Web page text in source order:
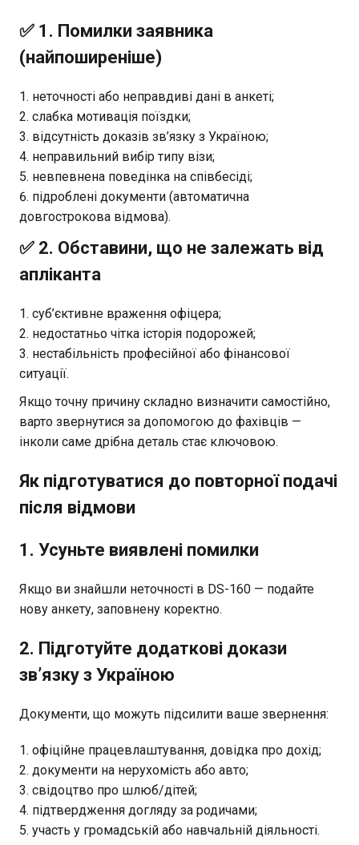
✅ 1. Помилки заявника
(найпоширеніше)
неточності або неправдиві дані в анкеті;
слабка мотивація поїздки;
відсутність доказів зв’язку з Україною;
неправильний вибір типу візи;
невпевнена поведінка на співбесіді;
підроблені документи (автоматична
довгострокова відмова).
✅ 2. Обставини, що не залежать від
апліканта
суб’єктивне враження офіцера;
недостатньо чітка історія подорожей;
нестабільність професійної або фінансової
ситуації.
Якщо точну причину складно визначити самостійно,
варто звернутися за допомогою до фахівців —
інколи саме дрібна деталь стає ключовою.
Як підготуватися до повторної подачі
після відмови
1. Усуньте виявлені помилки
Якщо ви знайшли неточності в DS-160 — подайте
нову анкету, заповнену коректно.
2. Підготуйте додаткові докази
зв’язку з Україною
Документи, що можуть підсилити ваше звернення:
офіційне працевлаштування, довідка про дохід;
документи на нерухомість або авто;
свідоцтво про шлюб/дітей;
підтвердження догляду за родичами;
участь у громадській або навчальній діяльності.